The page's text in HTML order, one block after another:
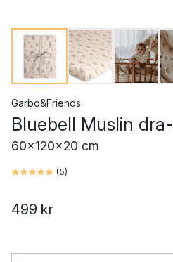
Garbo&Friends
Bluebell Muslin
60x120x20 cm
(5)
499 kr